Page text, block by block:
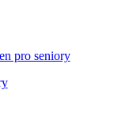
pro seniory